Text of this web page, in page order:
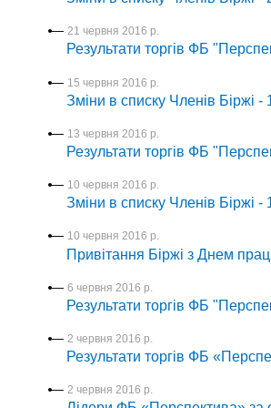
21 червня 2016 р.
Результати торгів ФБ
15 червня 2016 р.
Зміни в списку Членів Біржі -
13 червня 2016 р.
Результати торгів ФБ
10 червня 2016 р.
Зміни в списку Членів Біржі -
10 червня 2016 р.
Привітання Біржі з Днем
6 червня 2016 р.
Результати торгів ФБ
2 червня 2016 р.
Результати торгів ФБ
2 червня 2016 р.